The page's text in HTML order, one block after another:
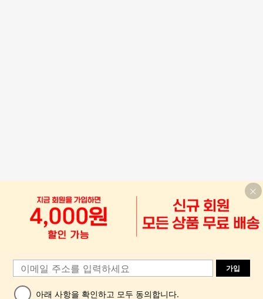
가입
아래 사항을 확인하고 모두 동의합니다.